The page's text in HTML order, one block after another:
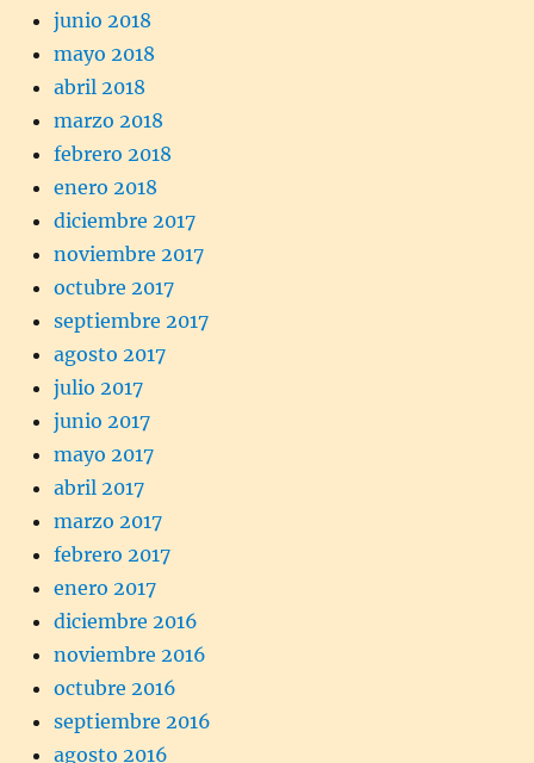
junio 2018
mayo 2018
abril 2018
marzo 2018
febrero 2018
enero 2018
diciembre 2017
noviembre 2017
octubre 2017
septiembre 2017
agosto 2017
julio 2017
junio 2017
mayo 2017
abril 2017
marzo 2017
febrero 2017
enero 2017
diciembre 2016
noviembre 2016
octubre 2016
septiembre 2016
agosto 2016